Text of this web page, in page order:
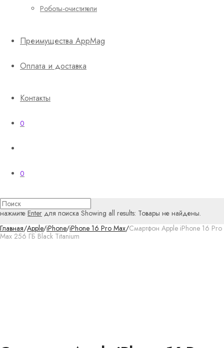
Роботы-очистители
Преимущества AppMag
Оплата и доставка
Контакты
0
0
нажмите Enter для поиска Showing all results: Товары не найдены.
Главная/Apple/iPhone/iPhone 16 Pro Max/Смартфон Apple iPhone 16 Pro
Max 256 ГБ Black Titanium